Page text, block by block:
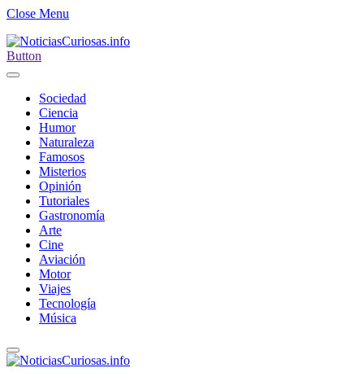
Close Menu
Button
Sociedad
Ciencia
Humor
Naturaleza
Famosos
Misterios
Opinión
Tutoriales
Gastronomía
Arte
Cine
Aviación
Motor
Viajes
Tecnología
Música